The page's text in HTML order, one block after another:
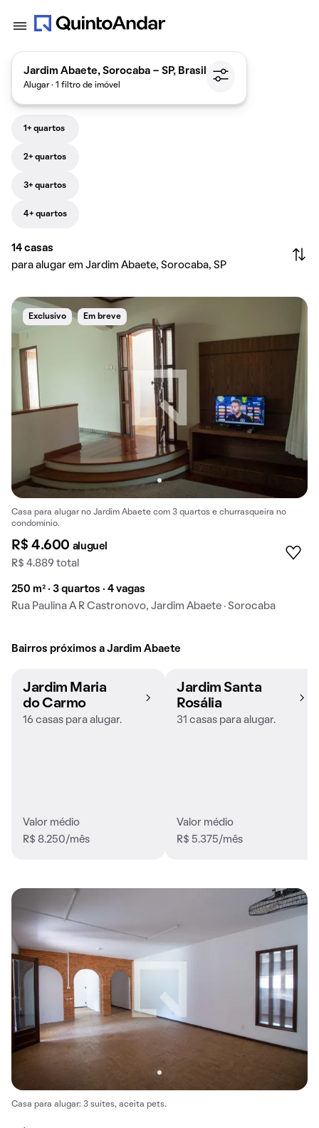
Jardim Abaete, Sorocaba - SP, Brasil
Alugar · 1 filtro de imóvel
1+ quartos
2+ quartos
3+ quartos
4+ quartos
14 casas
para alugar em Jardim Abaete, Sorocaba, SP
Exclusivo Em breve
Casa para alugar no Jardim Abaete com 3 quartos e churrasqueira no
condomínio.
R$ 4.600 aluguel
R$ 4.889 total
250 m² · 3 quartos · 4 vagas
Rua Paulina A R Castronovo, Jardim Abaete · Sorocaba
Bairros próximos a Jardim Abaete
Jardim Maria
do Carmo
16 casas para alugar.
Valor médio
R$ 8.250/mês
Jardim Santa
Rosália
31 casas para alugar.
Valor médio
R$ 5.375/mês
Casa para alugar: 3 suítes, aceita pets.